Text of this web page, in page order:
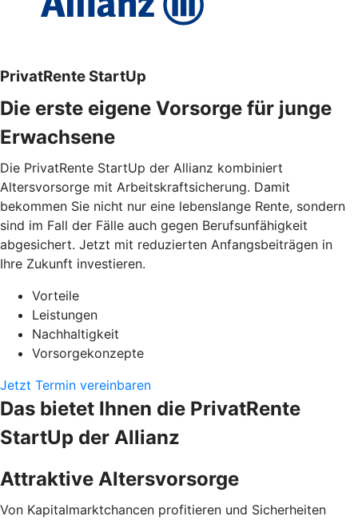
PrivatRente StartUp
Die erste eigene Vorsorge für junge
Erwachsene
Die PrivatRente StartUp der Allianz kombiniert
Altersvorsorge mit Arbeitskraftsicherung. Damit
bekommen Sie nicht nur eine lebenslange Rente, sondern
sind im Fall der Fälle auch gegen Berufsunfähigkeit
abgesichert. Jetzt mit reduzierten Anfangsbeiträgen in
Ihre Zukunft investieren.
Vorteile
Leistungen
Nachhaltigkeit
Vorsorgekonzepte
Jetzt Termin vereinbaren
Das bietet Ihnen die PrivatRente
StartUp der Allianz
Attraktive Altersvorsorge
Von Kapitalmarktchancen profitieren und Sicherheiten